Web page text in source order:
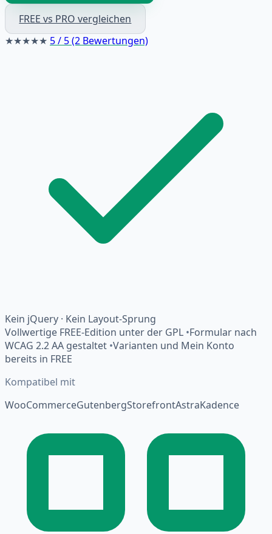
FREE vs PRO vergleichen
★★★★★ 5 / 5 (2 Bewertungen)
Kein jQuery · Kein Layout-Sprung
Vollwertige FREE-Edition unter der GPL •Formular nach
WCAG 2.2 AA gestaltet •Varianten und Mein Konto
bereits in FREE
Kompatibel mit
WooCommerceGutenbergStorefrontAstraKadence